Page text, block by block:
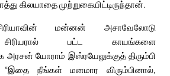
கிலயாதை முற்றுகையிட்டிருந்தான்.
மன்னன் அசாவேலோடு
சிரியரால் பட்ட காயங்களை
யோராம் இஸ்ரயேலுக்குத் திரும்பி
“இதை நீங்கள் மனமார விரும்பினால்,